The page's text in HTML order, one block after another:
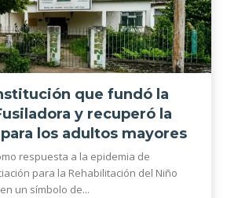
que fundó la
y recuperó la
los adultos mayores
respuesta a la epidemia de
para la Rehabilitación del Niño
un símbolo de...